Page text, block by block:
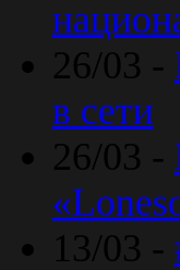
26/03 -
в сети
26/03 -
13/03 -